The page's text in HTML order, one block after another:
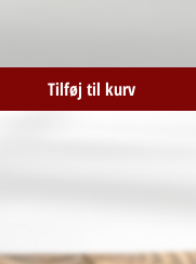
Tilføj til kurv